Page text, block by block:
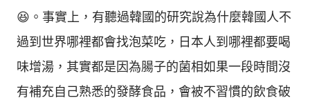
😆。事實上，有聽過韓國的研究說為什麼韓國人不
過到世界哪裡都會找泡菜吃，日本人到哪裡都要喝
味增湯，其實都是因為腸子的菌相如果一段時間沒
有補充自己熟悉的發酵食品，會被不習慣的飲食破